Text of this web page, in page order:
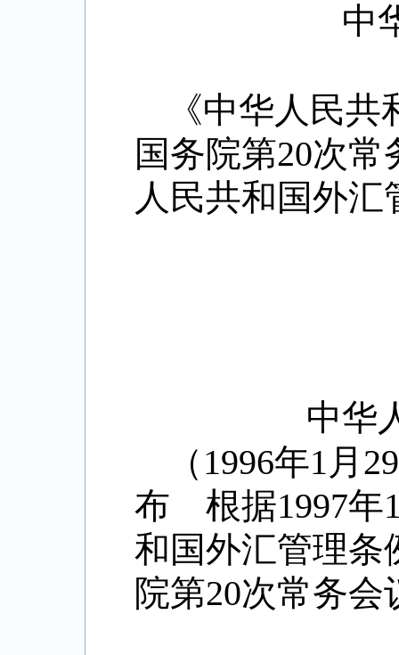
中
《中华人民
国务院第20次常
人民共和国外
中华
（ 1996年1月 29
布 根据1997年
和国外汇管理
院第20次常务会